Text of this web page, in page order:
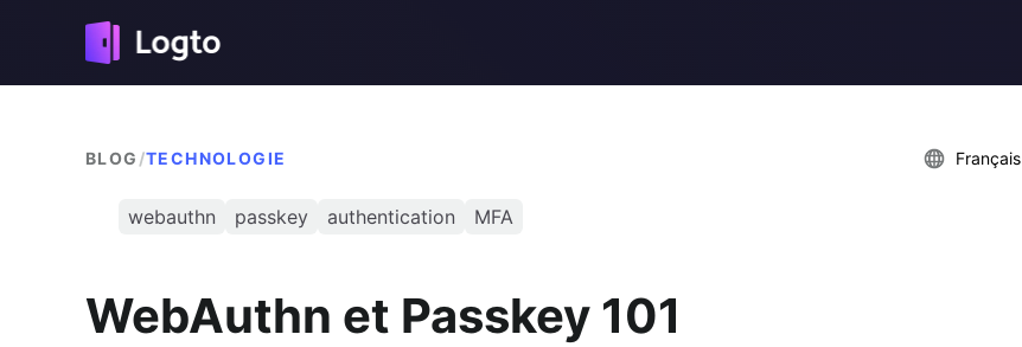
BLOG /TECHNOLOGIE Français
webauthn passkey authentication MFA
WebAuthn et Passkey 101